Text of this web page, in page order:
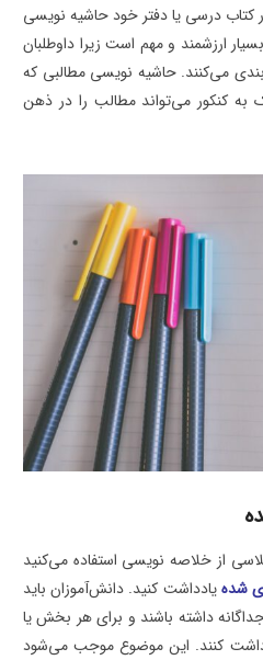
کتاب درسی یا دفتر خود حاشیه نویسی
ارزشمند و مهم است زیرا داوطلبان
می‌کنند. حاشیه نویسی مطالبی که
به کنکور می‌تواند مطالب را در ذهن
از خلاصه نویسی استفاده می‌کنید
شدهیادداشت کنید. دانش‌آموزان باید
داشته باشند و برای هر بخش یا
کنند. این موضوع موجب می‌شود